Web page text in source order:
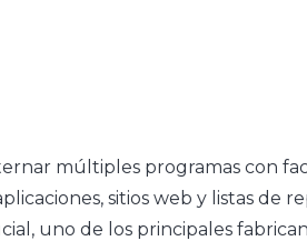
múltiples programas con
sitios web y listas de
uno de los principales